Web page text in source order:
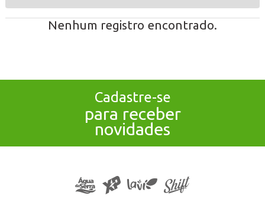
Nenhum registro encontrado.
Cadastre-se
para receber
novidades